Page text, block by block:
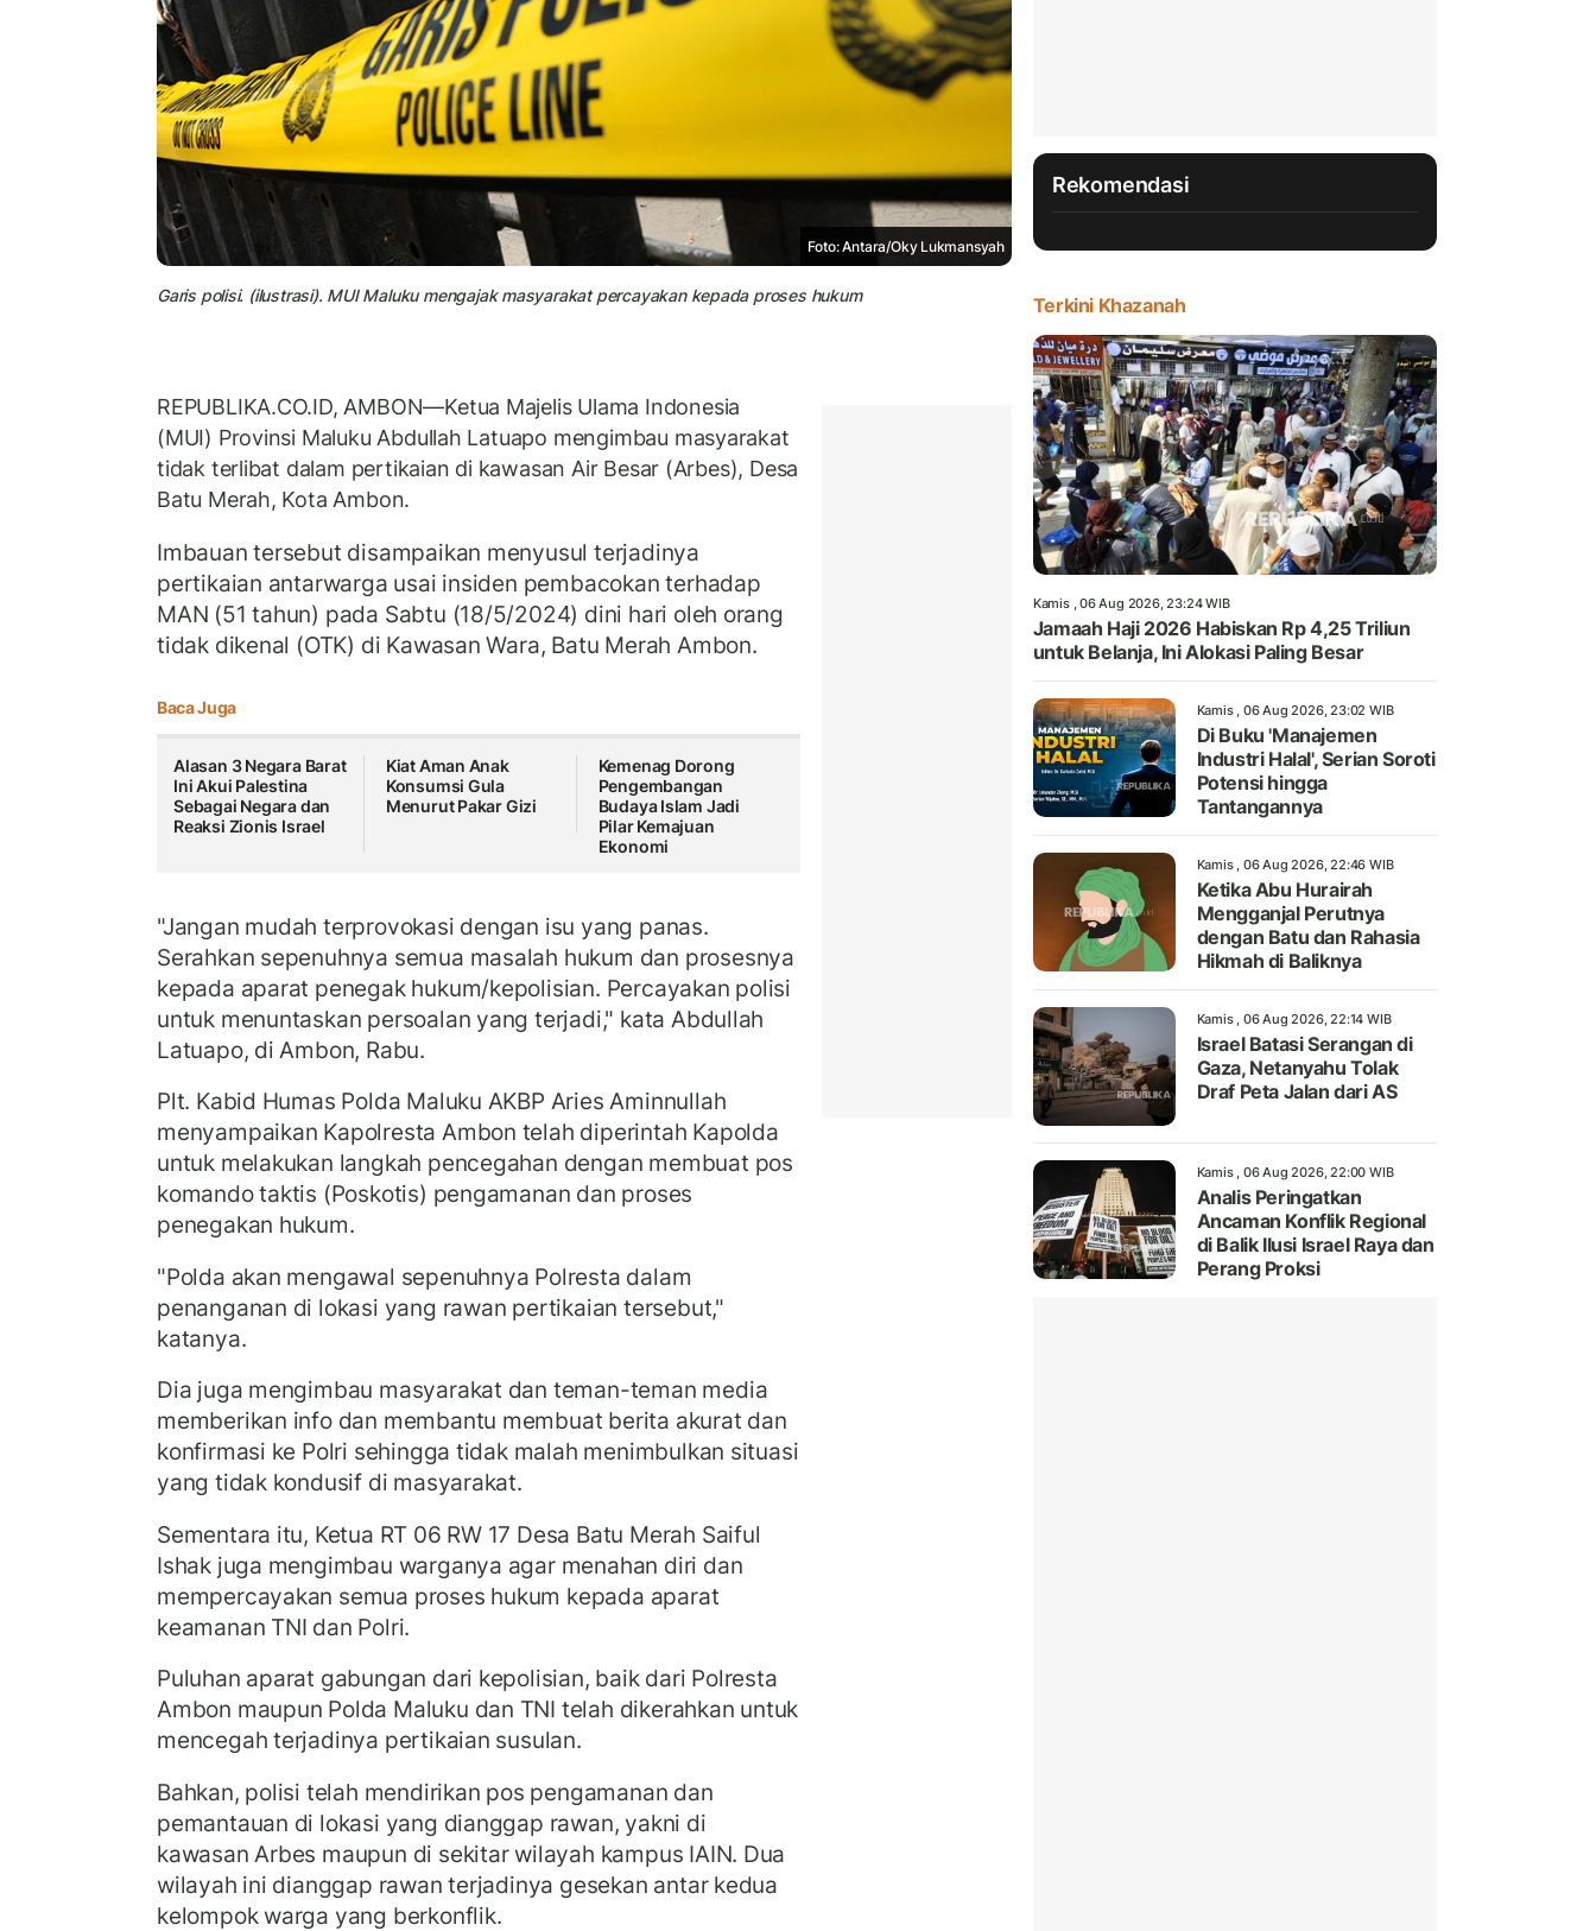
Foto: Antara/Oky Lukmansyah
Garis polisi. (ilustrasi). MUI Maluku mengajak masyarakat percayakan kepada proses hukum
REPUBLIKA.CO.ID, AMBON—Ketua Majelis Ulama Indonesia
(MUI) Provinsi Maluku Abdullah Latuapo mengimbau masyarakat
tidak terlibat dalam pertikaian di kawasan Air Besar (Arbes), Desa
Batu Merah, Kota Ambon.
Imbauan tersebut disampaikan menyusul terjadinya
pertikaian antarwarga usai insiden pembacokan terhadap
MAN (51 tahun) pada Sabtu (18/5/2024) dini hari oleh orang
tidak dikenal (OTK) di Kawasan Wara, Batu Merah Ambon.
Baca Juga
Alasan 3 Negara Barat
Ini Akui Palestina
Sebagai Negara dan
Reaksi Zionis Israel
Kiat Aman Anak
Konsumsi Gula
Menurut Pakar Gizi
Kemenag Dorong
Pengembangan
Budaya Islam Jadi
Pilar Kemajuan
Ekonomi
"Jangan mudah terprovokasi dengan isu yang panas.
Serahkan sepenuhnya semua masalah hukum dan prosesnya
kepada aparat penegak hukum/kepolisian. Percayakan polisi
untuk menuntaskan persoalan yang terjadi," kata Abdullah
Latuapo, di Ambon, Rabu.
Plt. Kabid Humas Polda Maluku AKBP Aries Aminnullah
menyampaikan Kapolresta Ambon telah diperintah Kapolda
untuk melakukan langkah pencegahan dengan membuat pos
komando taktis (Poskotis) pengamanan dan proses
penegakan hukum.
"Polda akan mengawal sepenuhnya Polresta dalam
penanganan di lokasi yang rawan pertikaian tersebut,"
katanya.
Dia juga mengimbau masyarakat dan teman-teman media
memberikan info dan membantu membuat berita akurat dan
konfirmasi ke Polri sehingga tidak malah menimbulkan situasi
yang tidak kondusif di masyarakat.
Sementara itu, Ketua RT 06 RW 17 Desa Batu Merah Saiful
Ishak juga mengimbau warganya agar menahan diri dan
mempercayakan semua proses hukum kepada aparat
keamanan TNI dan Polri.
Puluhan aparat gabungan dari kepolisian, baik dari Polresta
Ambon maupun Polda Maluku dan TNI telah dikerahkan untuk
mencegah terjadinya pertikaian susulan.
Bahkan, polisi telah mendirikan pos pengamanan dan
pemantauan di lokasi yang dianggap rawan, yakni di
kawasan Arbes maupun di sekitar wilayah kampus IAIN. Dua
wilayah ini dianggap rawan terjadinya gesekan antar kedua
kelompok warga yang berkonflik.
Rekomendasi
Terkini Khazanah
Kamis , 06 Aug 2026, 23:24 WIB
Jamaah Haji 2026 Habiskan Rp 4,25 Triliun
untuk Belanja, Ini Alokasi Paling Besar
Kamis , 06 Aug 2026, 23:02 WIB
Di Buku 'Manajemen
Industri Halal', Serian Soroti
Potensi hingga
Tantangannya
Kamis , 06 Aug 2026, 22:46 WIB
Ketika Abu Hurairah
Mengganjal Perutnya
dengan Batu dan Rahasia
Hikmah di Baliknya
Kamis , 06 Aug 2026, 22:14 WIB
Israel Batasi Serangan di
Gaza, Netanyahu Tolak
Draf Peta Jalan dari AS
Kamis , 06 Aug 2026, 22:00 WIB
Analis Peringatkan
Ancaman Konflik Regional
di Balik Ilusi Israel Raya dan
Perang Proksi